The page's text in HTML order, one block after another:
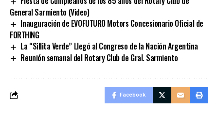
General Sarmiento (Video)
Inauguración de EVOFUTURO Motors Concesionario Oficial de
FORTHING
La “Sillita Verde” Llegó al Congreso de la Nación Argentina
Reunión semanal del Rotary Club de Gral. Sarmiento
Facebook